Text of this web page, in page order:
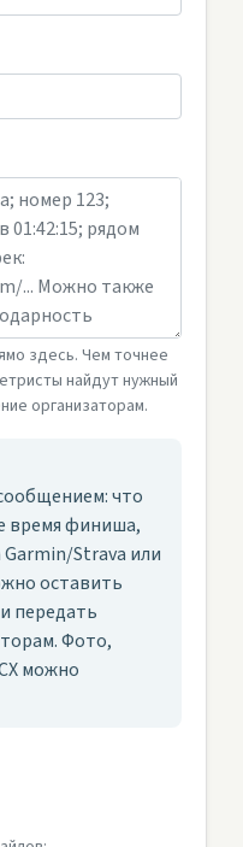
здесь. Чем точнее
найдут нужный
организаторам.
что
время финиша,
Garmin/Strava или
оставить
передать
Фото,
можно